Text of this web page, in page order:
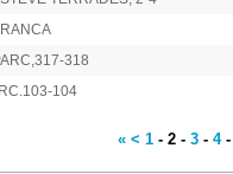
318
104
« < 1 - 2 -3 -4